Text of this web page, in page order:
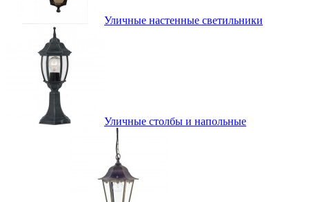
Уличные настенные светильники
Уличные столбы и напольные